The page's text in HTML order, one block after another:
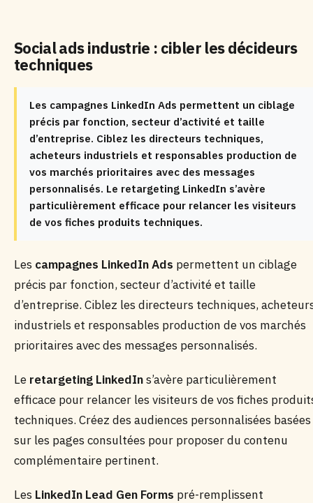
Social ads industrie : cibler les décideurs
techniques
Les campagnes LinkedIn Ads permettent un ciblage
précis par fonction, secteur d’activité et taille
d’entreprise. Ciblez les directeurs techniques,
acheteurs industriels et responsables production de
vos marchés prioritaires avec des messages
personnalisés. Le retargeting LinkedIn s’avère
particulièrement efficace pour relancer les visiteurs
de vos fiches produits techniques.
Les campagnes LinkedIn Ads permettent un ciblage
précis par fonction, secteur d’activité et taille
d’entreprise. Ciblez les directeurs techniques,
industriels et responsables production de vos marchés
prioritaires avec des messages personnalisés.
Le retargeting LinkedIns’avère particulièrement
efficace pour relancer les visiteurs de vos fiches
techniques. Créez des audiences personnalisées basées
sur les pages consultées pour proposer du contenu
complémentaire pertinent.
Les LinkedIn Lead Gen Forms pré-remplissent